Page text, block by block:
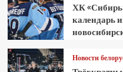
ХК
календарь
Новости